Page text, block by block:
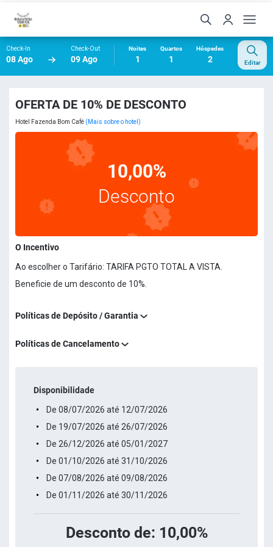
Check-In
08 Ago
Check-Out
09 Ago
Noites
1
Quartos
1
Hóspedes
2 Editar
OFERTA DE 10% DE DESCONTO
Hotel Fazenda Bom Café (Mais sobre o hotel)
10,00%
Desconto
O Incentivo
Ao escolher o Tarifário: TARIFA PGTO TOTAL A VISTA.
Beneficie de um desconto de 10%.
Políticas de Depósito / Garantia
Políticas de Cancelamento
Disponibilidade
De 08/07/2026 até 12/07/2026
De 19/07/2026 até 26/07/2026
De 26/12/2026 até 05/01/2027
De 01/10/2026 até 31/10/2026
De 07/08/2026 até 09/08/2026
De 01/11/2026 até 30/11/2026
Desconto de: 10,00%